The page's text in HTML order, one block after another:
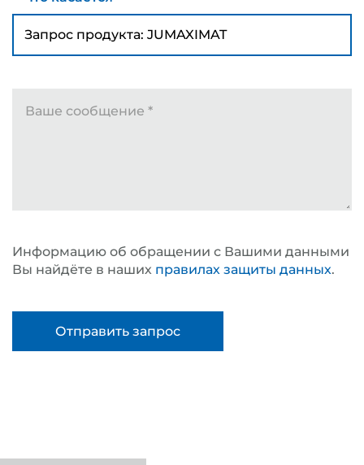
Ваше сообщение *
Информацию об обращении с Вашими данными
Вы найдёте в наших правилах защиты данных.